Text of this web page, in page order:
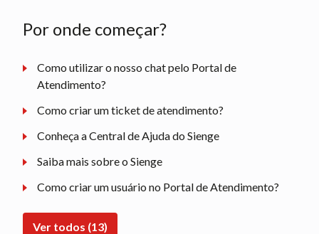
Por onde começar?
Como utilizar o nosso chat pelo Portal de
Atendimento?
Como criar um ticket de atendimento?
Conheça a Central de Ajuda do Sienge
Saiba mais sobre o Sienge
Como criar um usuário no Portal de Atendimento?
Ver todos (13)